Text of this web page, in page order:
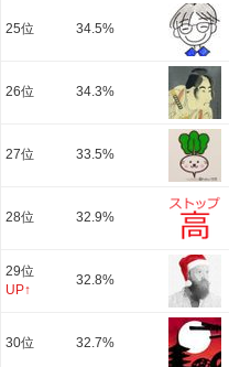
25位 34.5%
26位 34.3%
27位 33.5%
28位 32.9%
29位
UP↑
32.8%
30位 32.7%